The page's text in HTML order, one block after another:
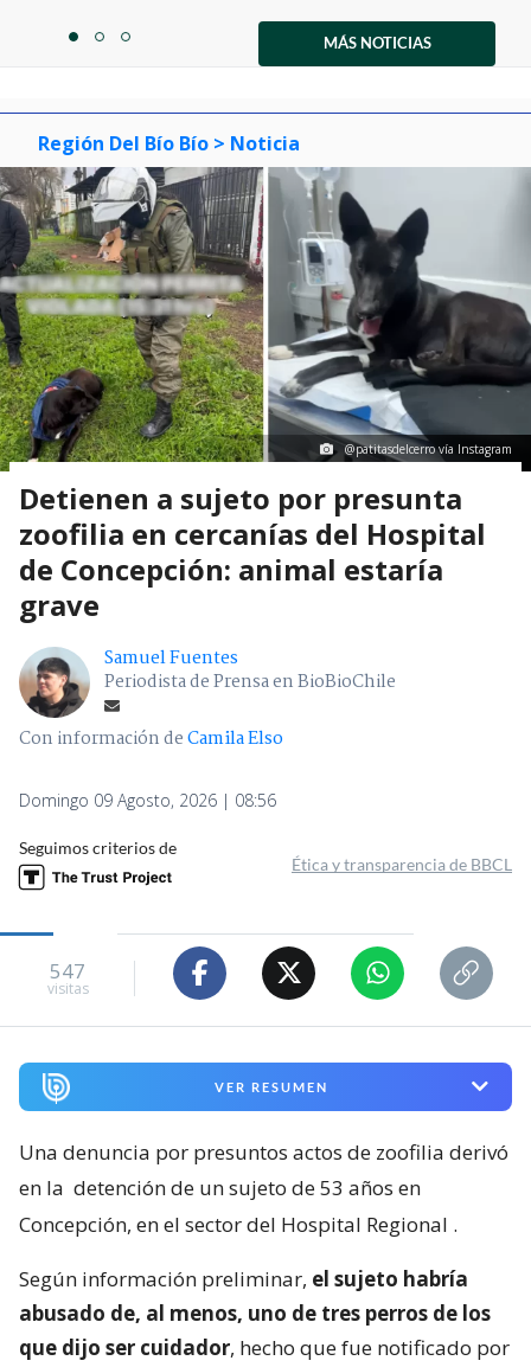
itemitemitem
MÁS NOTICIAS
Región Del Bío Bío > Noticia
@patitasdelcerro vía Instagram
Detienen a sujeto por presunta
zoofilia en cercanías del Hospital
de Concepción: animal estaría
grave
Samuel Fuentes
Periodista de Prensa en BioBioChile
Con información deCamila Elso
Domingo 09 Agosto, 2026 | 08:56
Seguimos criterios de
Ética y transparencia de BBCL
547
visitas
VER RESUMEN
Una denuncia por presuntos actos de zoofilia derivó
en la detención de un sujeto de 53 años en
Concepción, en el sector del Hospital Regional .
Según información preliminar, el sujeto habría
abusado de, al menos, uno de tres perros de los
que dijo ser cuidador, hecho que fue notificado por